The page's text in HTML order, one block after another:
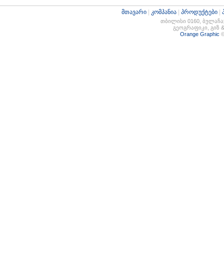
მთავარი კომპანია პროდუქტები
თბილისი 0160,
გეოგრაფიკი, გიზ
Orange Graphic